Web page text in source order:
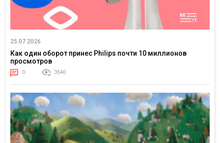
25.07.2026
Как один оборот принес Philips почти 10 миллионов
просмотров
0 3540